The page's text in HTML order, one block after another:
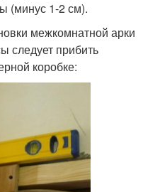
(минус 1-2 см).
межкомнатной арки
следует прибить
коробке: